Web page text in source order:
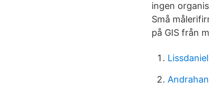
ingen
Små
på GIS från